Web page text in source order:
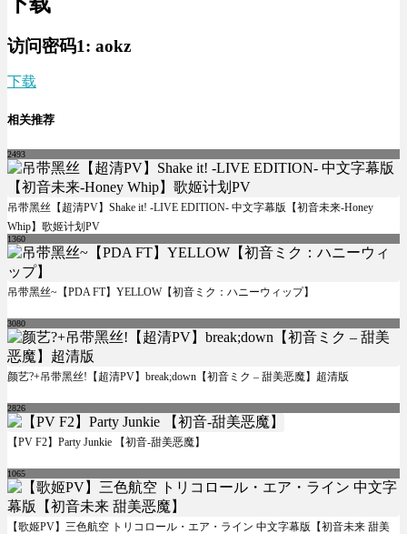
访问密码1: aokz
下载
相关推荐
2493
吊带黑丝【超清PV】Shake it! -LIVE EDITION- 中文字幕版【初音未来-Honey
Whip】歌姬计划PV
1360
吊带黑丝~【PDA FT】YELLOW【初音ミク：ハニーウィップ】
3080
颜艺?+吊带黑丝!【超清PV】break;down【初音ミク – 甜美恶魔】超清版
2826
【PV F2】Party Junkie 【初音-甜美恶魔】
1065
【歌姬PV】三色航空 トリコロール・エア・ライン 中文字幕版【初音未来 甜美